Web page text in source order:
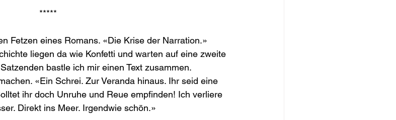
*****
Fetzen eines Romans. «Die Krise der Narration.»
liegen da wie Konfetti und warten auf eine zweite
bastle ich mir einen Text zusammen.
«Ein Schrei. Zur Veranda hinaus. Ihr seid eine
ihr doch Unruhe und Reue empfinden! Ich verliere
Direkt ins Meer. Irgendwie schön.»